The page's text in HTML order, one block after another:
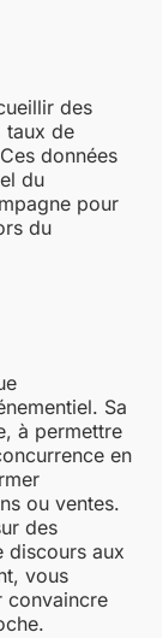
des
taux de
données
du
pour
du
Sa
à permettre
en
ou ventes.
des
discours aux
vous
convaincre